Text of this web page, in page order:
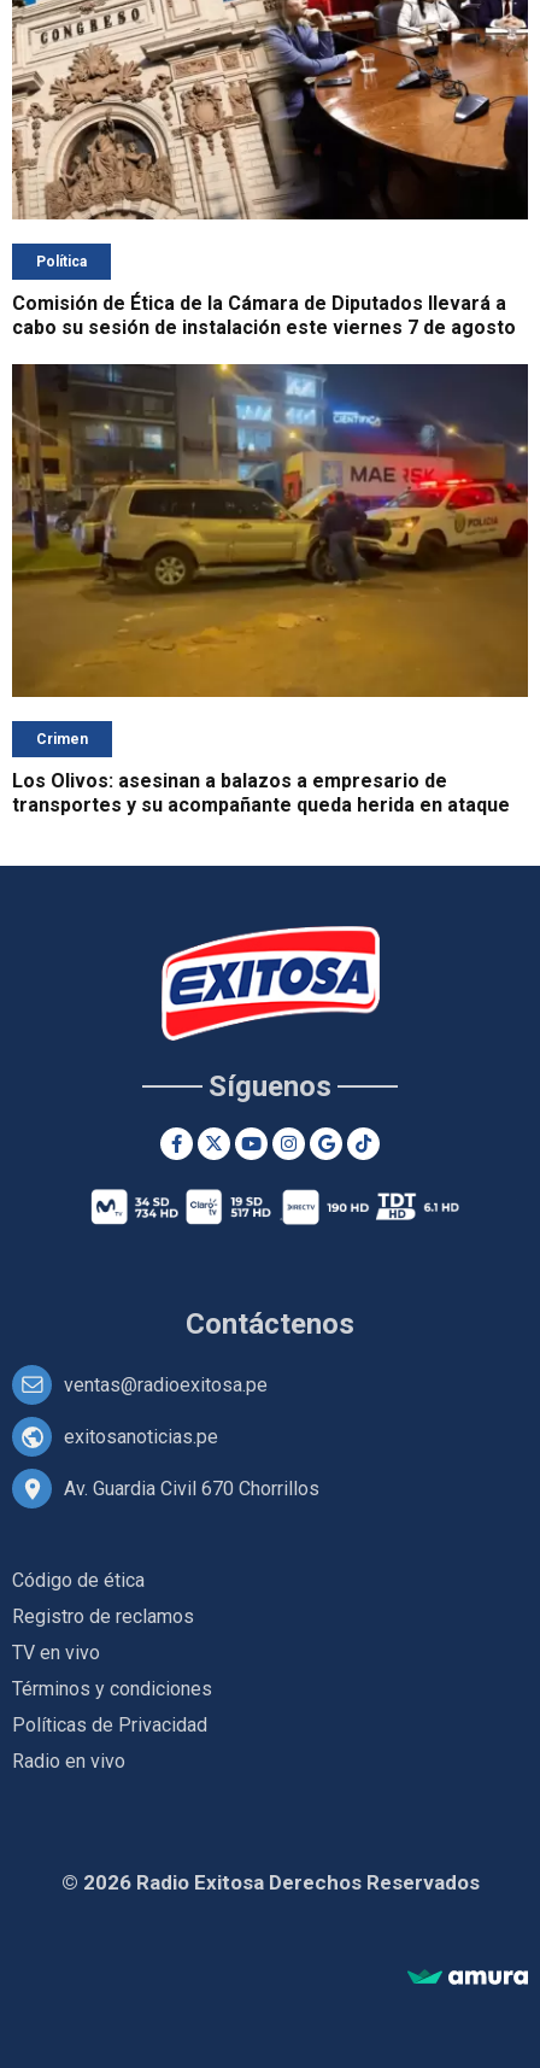
Política
Comisión de Ética de la Cámara de Diputados llevará a
cabo su sesión de instalación este viernes 7 de agosto
Crimen
Los Olivos: asesinan a balazos a empresario de
transportes y su acompañante queda herida en ataque
Contáctenos
ventas@radioexitosa.pe
exitosanoticias.pe
Av. Guardia Civil 670 Chorrillos
Síguenos
Código de ética
Registro de reclamos
TV en vivo
Términos y condiciones
Políticas de Privacidad
Radio en vivo
© 2026 Radio Exitosa Derechos Reservados